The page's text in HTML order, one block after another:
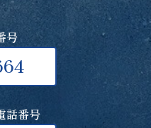
号
話番号